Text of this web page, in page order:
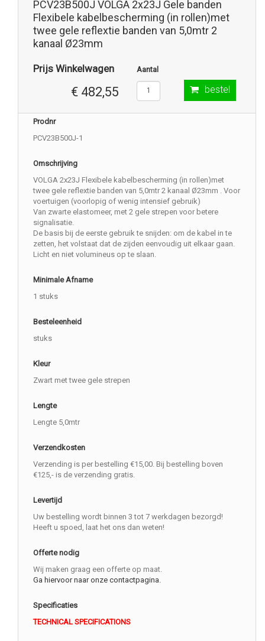
PCV23B500J VOLGA 2x23J Gele banden
Flexibele kabelbescherming (in rollen)met
twee gele reflextie banden van 5,0mtr 2
kanaal Ø23mm
Prijs Winkelwagen
€ 482,55
Aantal
bestel
Prodnr
PCV23B500J-1
Omschrijving
VOLGA 2x23J Flexibele kabelbescherming (in rollen)met
twee gele reflextie banden van 5,0mtr 2 kanaal Ø23mm . Voor
voertuigen (voorlopig of wenig intensief gebruik)
Van zwarte elastomeer, met 2 gele strepen voor betere
signalisatie.
De basis bij de eerste gebruik te snijden: om de kabel in te
zetten, het volstaat dat de zijden eenvoudig uit elkaar gaan.
Licht en niet volumineus op te slaan.
Minimale Afname
1 stuks
Besteleenheid
stuks
Kleur
Zwart met twee gele strepen
Lengte
Lengte 5,0mtr
Verzendkosten
Verzending is per bestelling €15,00. Bij bestelling boven
€125,- is de verzending gratis.
Levertijd
Uw bestelling wordt binnen 3 tot 7 werkdagen bezorgd!
Heeft u spoed, laat het ons dan weten!
Offerte nodig
Wij maken graag een offerte op maat.
Ga hiervoor naar onze contactpagina.
Specificaties
TECHNICAL SPECIFICATIONS